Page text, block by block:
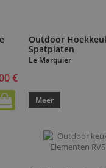
€
Outdoor
Spatplaten
Le Marquier
Meer